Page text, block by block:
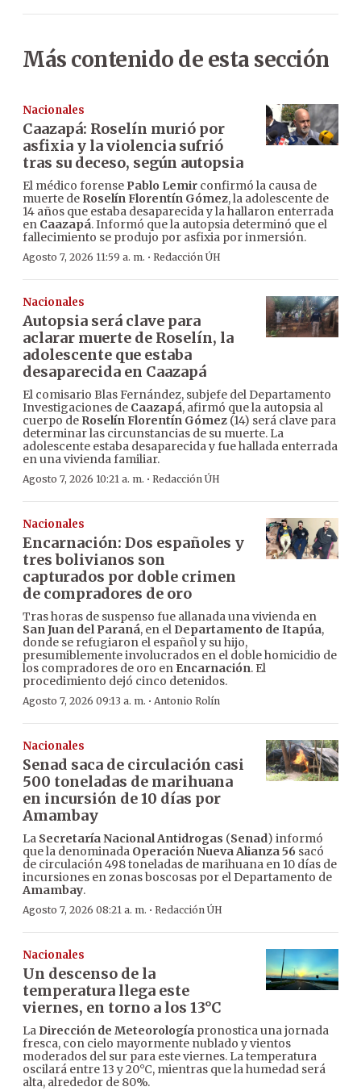
Más contenido de esta sección
Nacionales
Caazapá: Roselín murió por
asfixia y la violencia sufrió
tras su deceso, según autopsia
El médico forense Pablo Lemir confirmó la causa de
muerte de Roselín Florentín Gómez, la adolescente de
14 años que estaba desaparecida y la hallaron enterrada
en Caazapá. Informó que la autopsia determinó que el
fallecimiento se produjo por asfixia por inmersión.
Agosto 7, 2026 11:59 a. m. · Redacción ÚH
Nacionales
Autopsia será clave para
aclarar muerte de Roselín, la
adolescente que estaba
desaparecida en Caazapá
El comisario Blas Fernández, subjefe del Departamento
Investigaciones de Caazapá, afirmó que la autopsia al
cuerpo de Roselín Florentín Gómez (14) será clave para
determinar las circunstancias de su muerte. La
adolescente estaba desaparecida y fue hallada enterrada
en una vivienda familiar.
Agosto 7, 2026 10:21 a. m. · Redacción ÚH
Nacionales
Encarnación: Dos españoles y
tres bolivianos son
capturados por doble crimen
de compradores de oro
Tras horas de suspenso fue allanada una vivienda en
San Juan del Paraná, en el Departamento de Itapúa,
donde se refugiaron el español y su hijo,
presumiblemente involucrados en el doble homicidio de
los compradores de oro en Encarnación. El
procedimiento dejó cinco detenidos.
Agosto 7, 2026 09:13 a. m. · Antonio Rolín
Nacionales
Senad saca de circulación casi
500 toneladas de marihuana
en incursión de 10 días por
Amambay
La Secretaría Nacional Antidrogas (Senad) informó
que la denominada Operación Nueva Alianza 56 sacó
de circulación 498 toneladas de marihuana en 10 días de
incursiones en zonas boscosas por el Departamento de
Amambay.
Agosto 7, 2026 08:21 a. m. · Redacción ÚH
Nacionales
Un descenso de la
temperatura llega este
viernes, en torno a los 13°C
La Dirección de Meteorología pronostica una jornada
fresca, con cielo mayormente nublado y vientos
moderados del sur para este viernes. La temperatura
oscilará entre 13 y 20°C, mientras que la humedad será
alta, alrededor de 80%.